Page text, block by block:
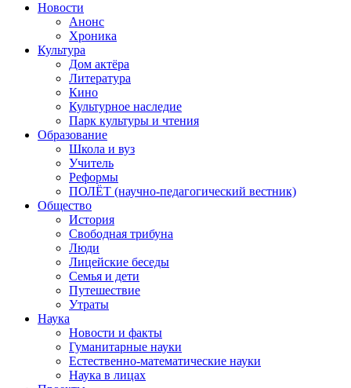
Новости
Анонс
Хроника
Культура
Дом актёра
Литература
Кино
Культурное наследие
Парк культуры и чтения
Образование
Школа и вуз
Учитель
Реформы
ПОЛЁТ (научно-педагогический вестник)
Общество
История
Свободная трибуна
Люди
Лицейские беседы
Семья и дети
Путешествие
Утраты
Наука
Новости и факты
Гуманитарные науки
Естественно-математические науки
Наука в лицах